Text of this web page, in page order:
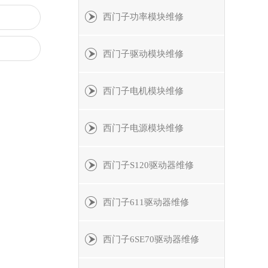
西门子功率模块维修
西门子驱动模块维修
西门子电机模块维修
西门子电源模块维修
西门子S120驱动器维修
西门子611驱动器维修
西门子6SE70驱动器维修